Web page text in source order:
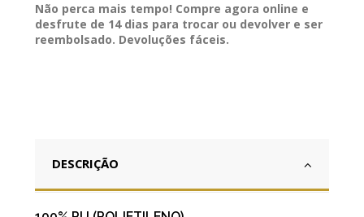
Não perca mais tempo! Compre agora online e
desfrute de 14 dias para trocar ou devolver e ser
reembolsado. Devoluções fáceis.
DESCRIÇÃO